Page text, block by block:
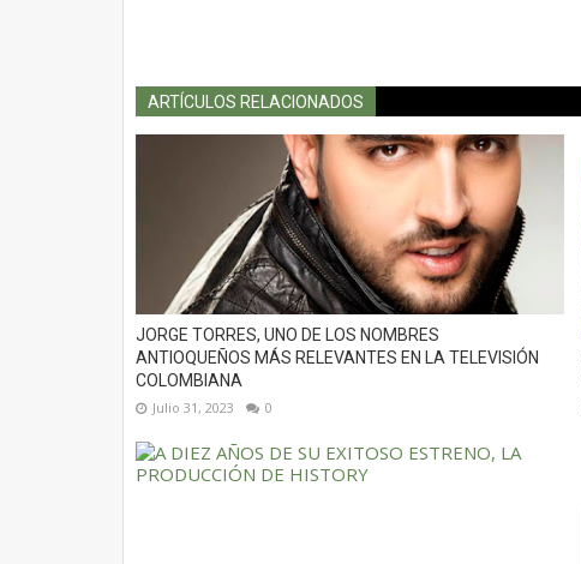
ARTÍCULOS RELACIONADOS
JORGE TORRES, UNO DE LOS NOMBRES
ANTIOQUEÑOS MÁS RELEVANTES EN LA TELEVISIÓN
COLOMBIANA
Julio 31, 2023 0